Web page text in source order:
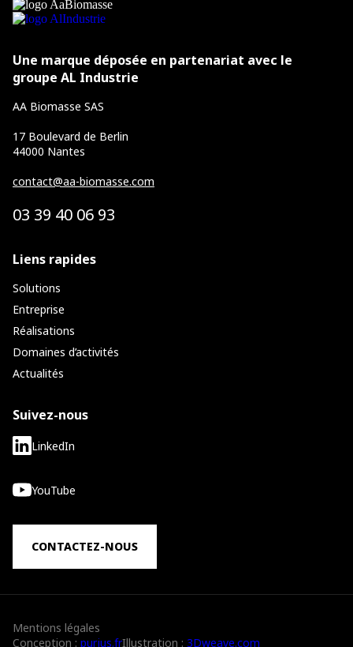
Une marque déposée en partenariat avec le
groupe AL Industrie
AA Biomasse SAS
17 Boulevard de Berlin
44000 Nantes
contact@aa-biomasse.com
03 39 40 06 93
Liens rapides
Solutions
Entreprise
Réalisations
Domaines d’activités
Actualités
Suivez-nous
LinkedIn
YouTube
CONTACTEZ-NOUS
Mentions légales
Conception : purjus.frIllustration : 3Dweave.com